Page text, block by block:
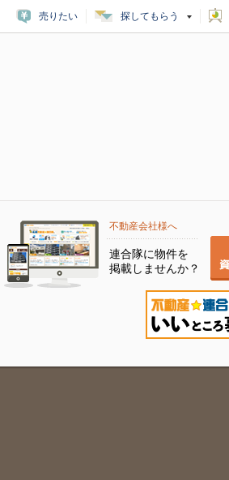
売りたい 探してもらう
不動産会社様へ
連合隊に物件を
掲載しませんか？